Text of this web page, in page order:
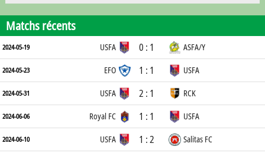
Matchs récents
2024-05-19 USFA 0 : 1 ASFA/Y
2024-05-23 EFO 1 : 1 USFA
2024-05-31 USFA 2 : 1 RCK
2024-06-06 Royal FC 1 : 1 USFA
2024-06-10 USFA 1 : 2 Salitas FC